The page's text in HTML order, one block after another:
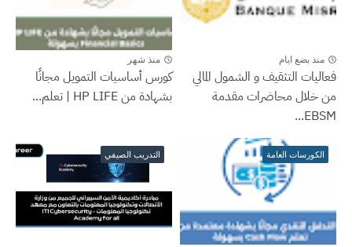
منذ بضع ايام
فعاليات التثقيف و الشمول المالي
من خلال محاضرات مقدمة
EBSM...
منذ شهر
كورس أساسيات التمويل مجانًا
بشهادة من HP LIFE | تعلم...
الكورسات العامة التدريب الصيفي